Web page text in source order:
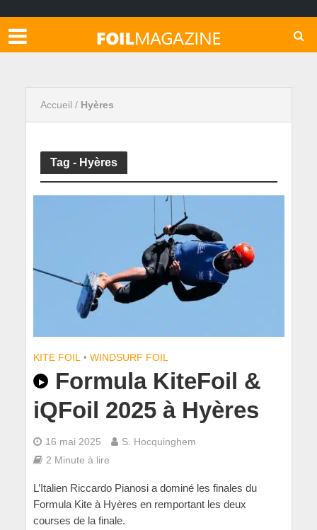
Accueil / Hyères
Tag - Hyères
KITE FOIL • WINDSURF FOIL
Formula KiteFoil &
iQFoil 2025 à Hyères
16 mai 2025
S. Hocquinghem
2 Minute à lire
L’Italien Riccardo Pianosi a dominé les finales du
Formula Kite à Hyères en remportant les deux
courses de la finale.